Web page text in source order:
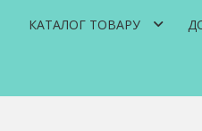
КАТАЛОГ ТОВАРУ